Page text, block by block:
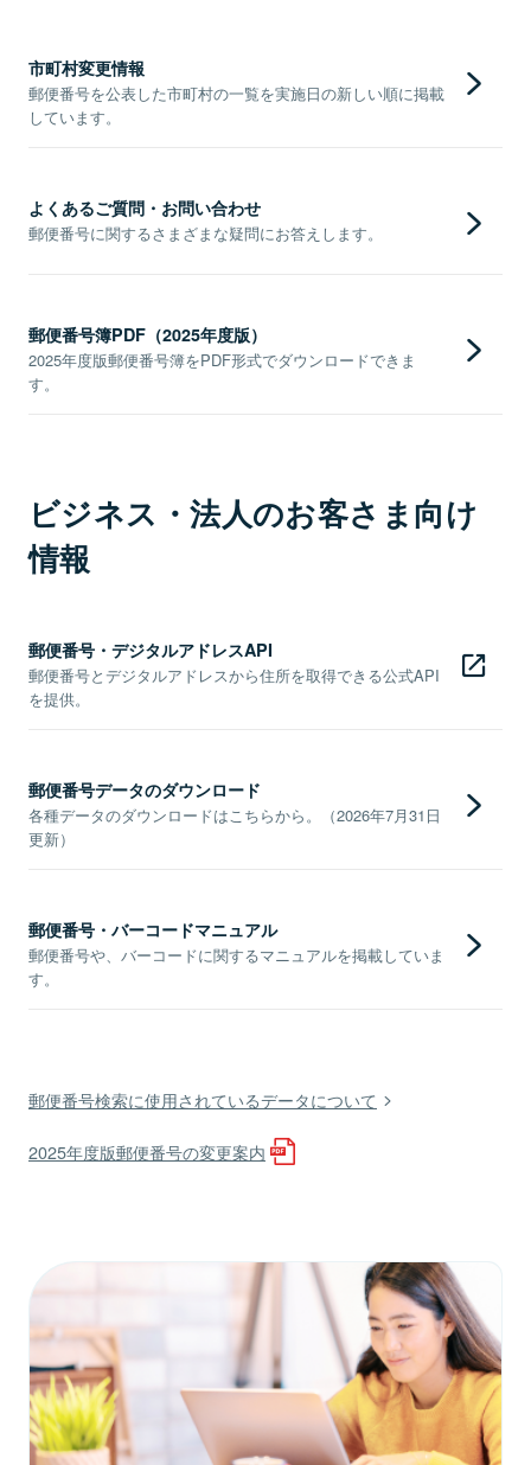
市町村変更情報
郵便番号を公表した市町村の一覧を実施日の新しい順に掲載
しています。
よくあるご質問・お問い合わせ
郵便番号に関するさまざまな疑問にお答えします。
郵便番号簿PDF（2025年度版）
2025年度版郵便番号簿をPDF形式でダウンロードできま
す。
ビジネス・法人のお客さま向け
情報
郵便番号・デジタルアドレスAPI
郵便番号とデジタルアドレスから住所を取得できる公式API
を提供。
郵便番号データのダウンロード
各種データのダウンロードはこちらから。（2026年7月31日
更新）
郵便番号・バーコードマニュアル
郵便番号や、バーコードに関するマニュアルを掲載していま
す。
郵便番号検索に使用されているデータについて
2025年度版郵便番号の変更案内